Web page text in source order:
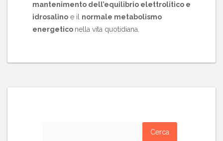
mantenimento dell’equilibrio elettrolitico e
idrosalino e il normale metabolismo
energetico nella vita quotidiana.